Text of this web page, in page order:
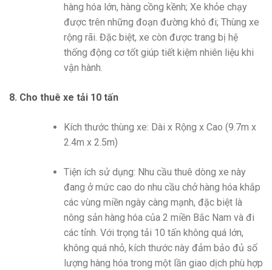
hàng hóa lớn, hàng cồng kềnh; Xe khỏe chạy
được trên những đoạn đường khó đi; Thùng xe
rộng rãi. Đặc biệt, xe còn được trang bị hệ
thống động cơ tốt giúp tiết kiệm nhiên liệu khi
vận hành.
8. Cho thuê xe tải 10 tấn
Kích thước thùng xe: Dài x Rộng x Cao (9.7m x
2.4m x 2.5m)
Tiện ích sử dụng: Nhu cầu thuê dòng xe này
đang ở mức cao do nhu cầu chở hàng hóa khắp
các vùng miền ngày càng mạnh, đặc biệt là
nông sản hàng hóa của 2 miền Bắc Nam và đi
các tỉnh. Với trọng tải 10 tấn không quá lớn,
không quá nhỏ, kích thước này đảm bảo đủ số
lượng hàng hóa trong một lần giao dịch phù hợp